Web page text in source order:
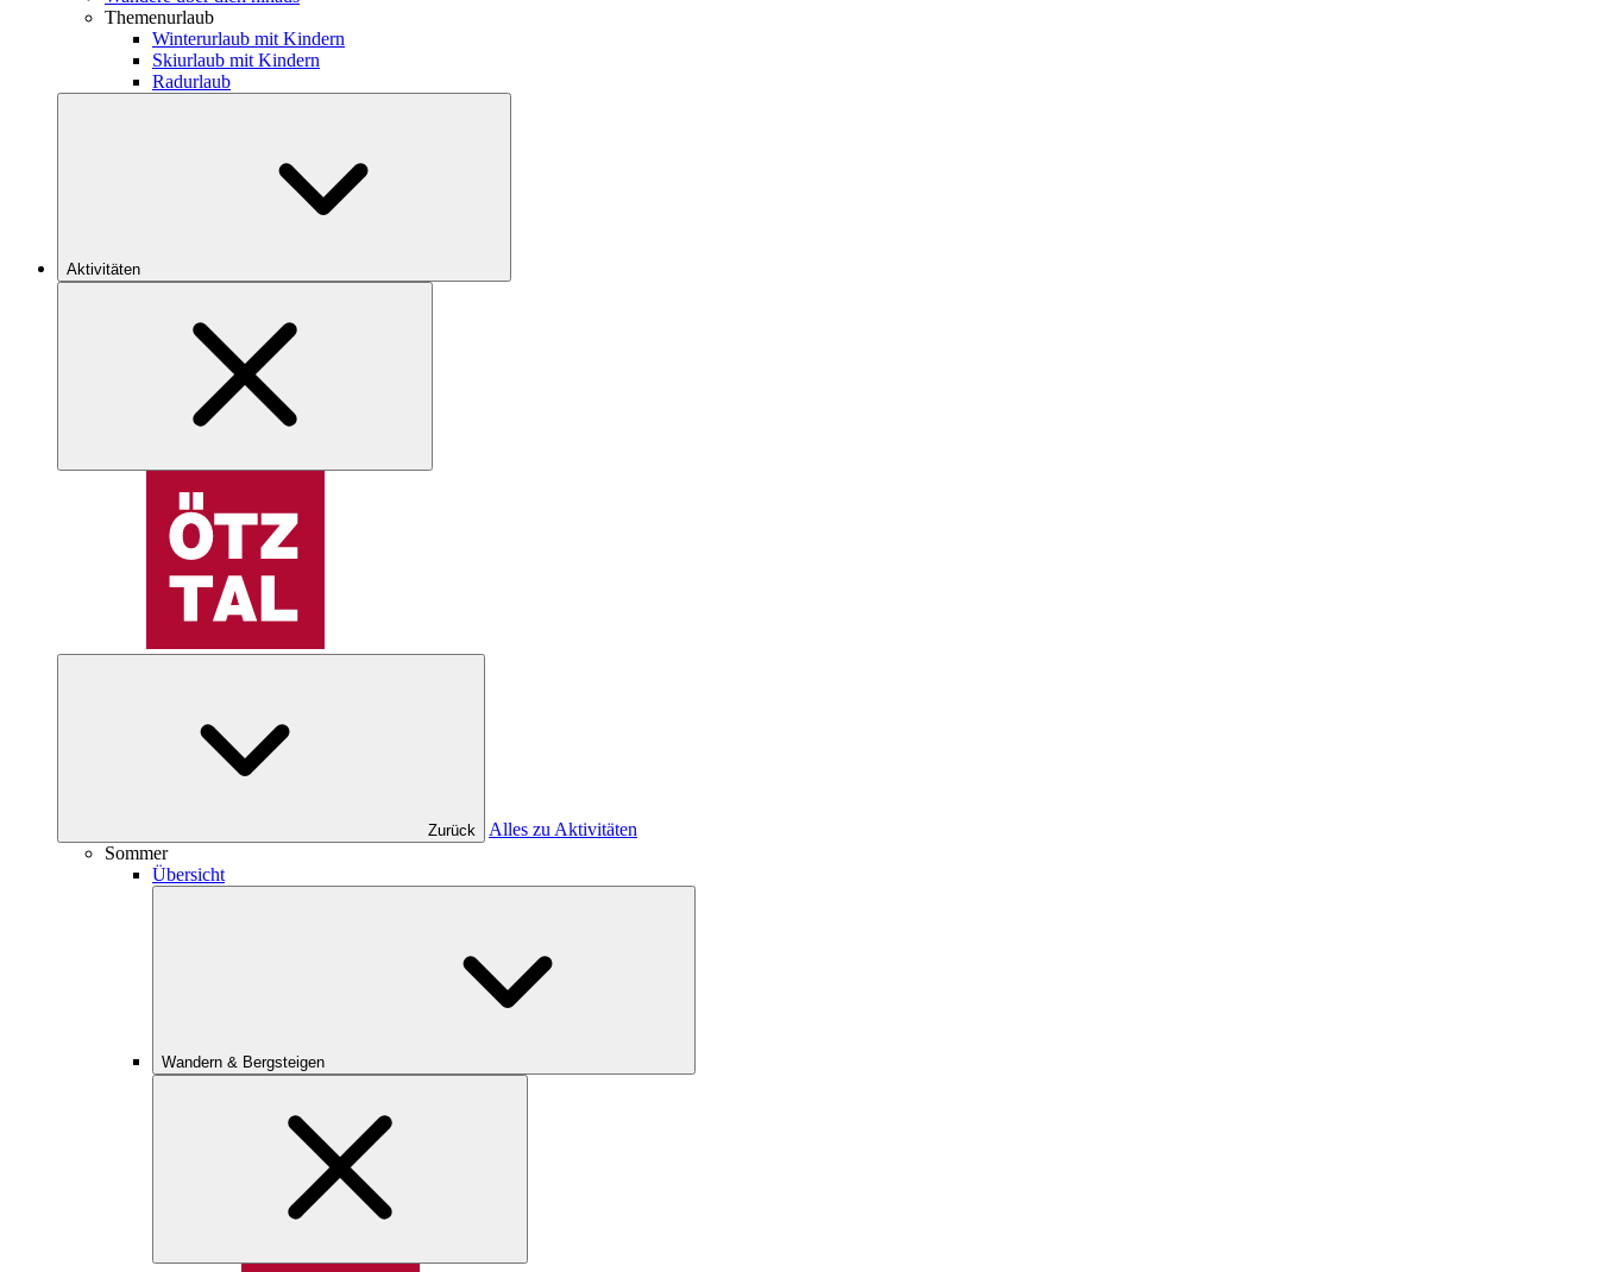
Themenurlaub
Winterurlaub mit Kindern
Skiurlaub mit Kindern
Radurlaub
Aktivitäten
Zurück
Alles zu Aktivitäten
Sommer
Übersicht
Wandern & Bergsteigen